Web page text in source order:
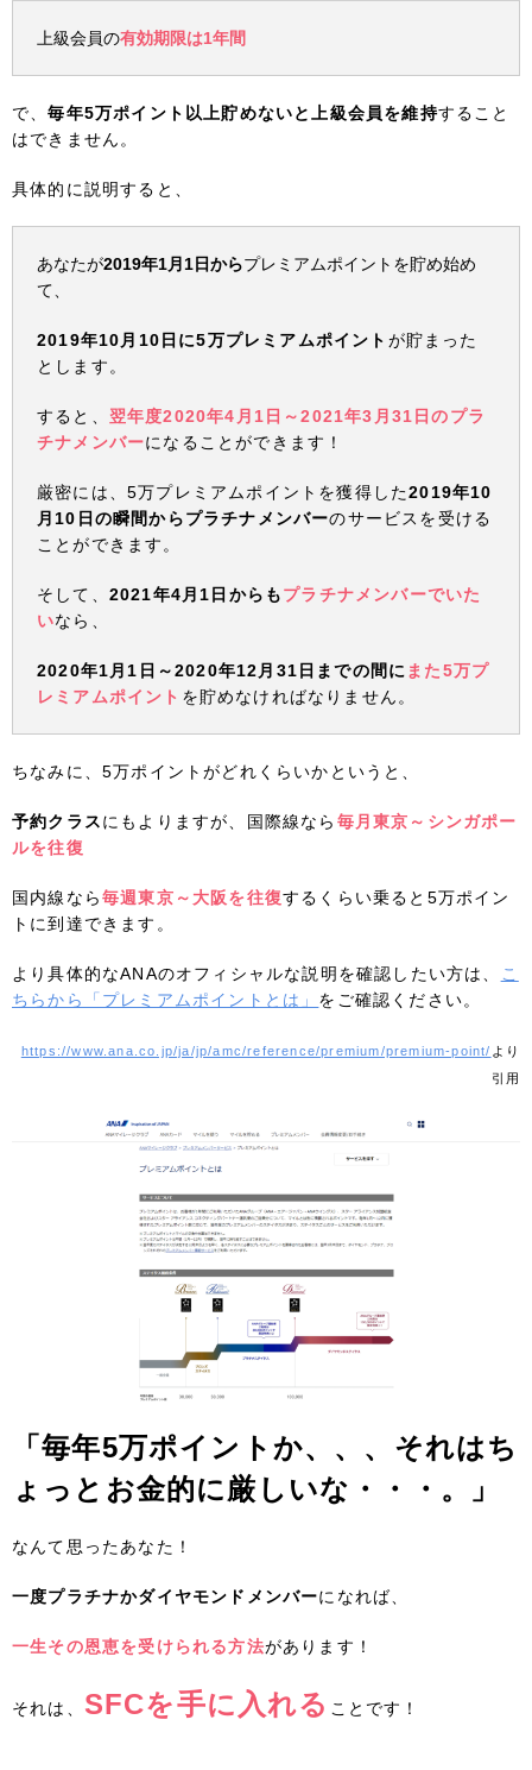
上級会員の有効期限は1年間
で、毎年5万ポイント以上貯めないと上級会員を維持すること
はできません。
具体的に説明すると、
あなたが2019年1月1日からプレミアムポイントを貯め始め
て、
2019年10月10日に5万プレミアムポイント が貯まった
とします。
すると、 翌年度2020年4月1日～2021年3月31日のプラ
チナメンバーになることができます！
厳密には、5万プレミアムポイントを獲得した2019年10
月10日の瞬間からプラチナメンバーのサービスを受ける
ことができます。
そして、 2021年4月1日からもプラチナメンバーでいた
いなら、
2020年1月1日～2020年12月31日までの間に また5万プ
レミアムポイント を貯めなければなりません。
ちなみに、5万ポイントがどれくらいかというと、
予約クラスにもよりますが、国際線なら 毎月東京～シンガポー
ルを往復
国内線なら毎週東京～大阪を往復するくらい乗ると5万ポイン
トに到達できます。
より具体的なANAのオフィシャルな説明を確認したい方は、
こ
ちらから「プレミアムポイントとは」 をご確認ください。
https://www.ana.co.jp/ja/jp/amc/reference/premium/premium-point/ より
引用
「毎年5万ポイントか、、、それはち
ょっとお金的に厳しいな・・・。」
なんて思ったあなた！
一度プラチナかダイヤモンドメンバーになれば、
一生その恩恵を受けられる方法があります！
それは、 SFCを手に入れる ことです！